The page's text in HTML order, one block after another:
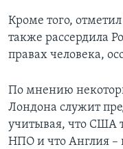
Кроме того,
также рассердила
правах человека,
По мнению
Лондона служит
учитывая, что США
НПО и что Англия –